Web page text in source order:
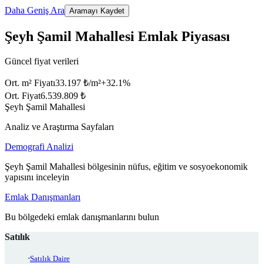
Daha Geniş Ara Aramayı Kaydet
Şeyh Şamil Mahallesi Emlak Piyasası
Güncel fiyat verileri
Ort. m² Fiyatı33.197 ₺/m²+32.1%
Ort. Fiyat6.539.809 ₺
Şeyh Şamil Mahallesi
Analiz ve Araştırma Sayfaları
Demografi Analizi
Şeyh Şamil Mahallesi bölgesinin nüfus, eğitim ve sosyoekonomik
yapısını inceleyin
Emlak Danışmanları
Bu bölgedeki emlak danışmanlarını bulun
Satılık
Satılık Daire